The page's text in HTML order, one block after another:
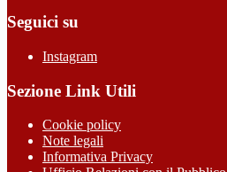
Seguici su
Instagram
Sezione Link Utili
Cookie policy
Note legali
Informativa Privacy